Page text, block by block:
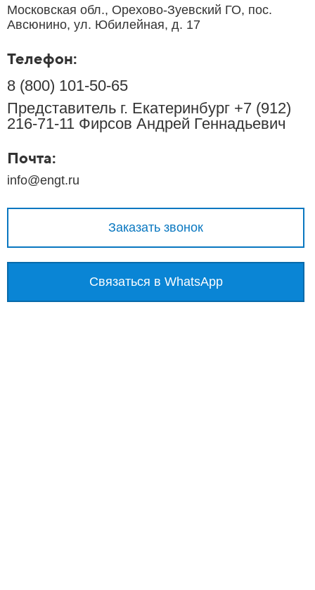
Московская обл., Орехово-Зуевский ГО, пос.
Авсюнино, ул. Юбилейная, д. 17
Телефон:
8 (800) 101-50-65
Представитель г. Екатеринбург +7 (912)
216-71-11 Фирсов Андрей Геннадьевич
Почта:
info@engt.ru
Заказать звонок
Связаться в WhatsApp